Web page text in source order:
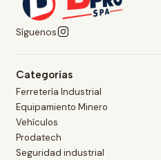
Síguenos
Categorías
Ferretería Industrial
Equipamiento Minero
Vehículos
Prodatech
Seguridad industrial